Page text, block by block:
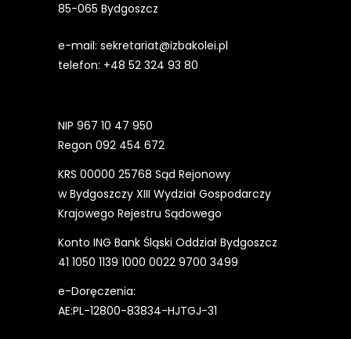
85-065 Bydgoszcz
e-mail: sekretariat@izbakolei.pl
telefon: +48 52 324 93 80
NIP 967 10 47 950
Regon 092 454 672
KRS 00000 25768 Sąd Rejonowy
w Bydgoszczy XIII Wydział Gospodarczy
Krajowego Rejestru Sądowego
Konto ING Bank Śląski Oddział Bydgoszcz
41 1050 1139 1000 0022 9700 3499
e-Doręczenia:
AE:PL-12800-83834-HJTGJ-31